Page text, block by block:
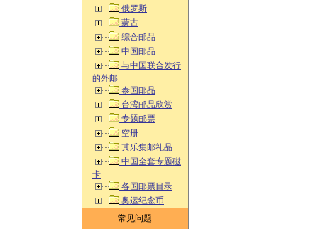
俄罗斯
蒙古
综合邮品
中国邮品
与中国联合发行
的外邮
泰国邮品
台湾邮品欣赏
专题邮票
空册
其乐集邮礼品
中国全套专题磁
卡
各国邮票目录
奥运纪念币
常见问题